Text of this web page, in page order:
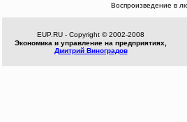
Воспроизведение в
EUP.RU - Copyright © 2002-2008
Экономика и управление на предприятиях,
Дмитрий Виноградов